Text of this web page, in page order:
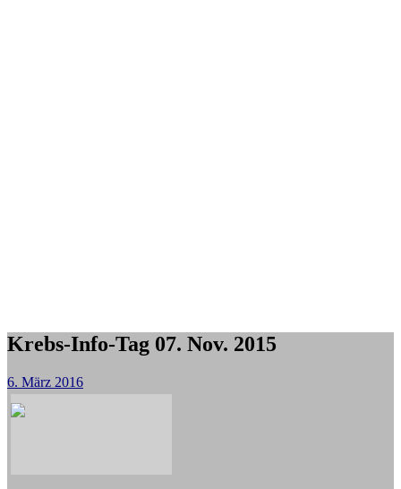
Krebs-Info-Tag 07. Nov. 2015
6. März 2016